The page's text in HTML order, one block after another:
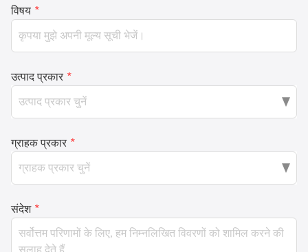
विषय *
उत्पाद प्रकार *
ग्राहक प्रकार *
संदेश *